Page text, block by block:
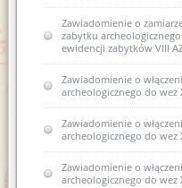
Zawiadomienie o
zabytku
ewidencji zabytków VIII
Zawiadomienie o
archeologicznego do wez
Zawiadomienie o
archeologicznego do wez
Zawiadomienie o
archeologicznego do wez